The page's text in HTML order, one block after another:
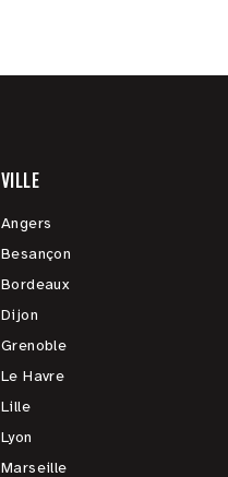
VILLE
Angers
Besançon
Bordeaux
Dijon
Grenoble
Le Havre
Lille
Lyon
Marseille